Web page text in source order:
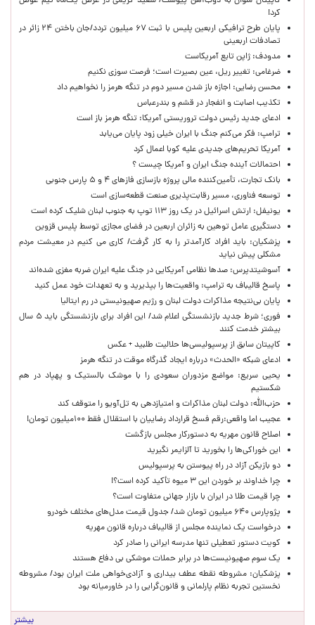
کرد!
پایان طرح ترافیکی اربعین پلیس با ثبت ۶۷ میلیون تردد/جان باختن ۲۴ زائر در
تصادفات اربعینی
مدودف: ژاپن تابع آمریکاست
ضرغامی: تغییر ریل، عین بصیرت است؛ فرصت سوزی نکنیم
محسن رضایی: اجازه باز شدن مسیر دوم در تنگه هرمز را نخواهیم داد
تکذیب اصابت و انفجار در قشم و بندرعباس
ادعای جدید رئیس دولت تروریستی آمریکا: تنگه هرمز باز است
ترامپ: فکر می‌کنم جنگ با ایران خیلی زود پایان می‌یابد
آمریکا تحریم‌های جدیدی علیه کوبا اعمال کرد
احتمالات آینده جنگ ایران و آمریکا چیست ؟
بانک تجارت، تأمین‌کننده مالی پروژه بازسازی فازهای ۴ و ۵ پارس جنوبی
توسعه فناوری، مسیر رقابت‌پذیری صنعت قطعه‌سازی است
یونیفل: ارتش اسرائیل در یک روز ۱۱۳ توپ به جنوب لبنان شلیک کرده است
دستگیری عامل توهین به زائران اربعین در فضای مجازی توسط پلیس قزوین
پزشکیان: باید افراد کارآمدتر را به کار گرفت/ کاری می کنیم در معیشت مردم
مشکلی پیش نیاید
آسوشیتدپرس: صدها نظامی آمریکایی در جنگ علیه ایران ضربه مغزی شده‌اند
پاسخ قالیباف به ترامپ: واقعیت‌ها را بپذیرید و به تعهدات خود عمل کنید
پایان بی‌نتیجه مذاکرات دولت لبنان و رژیم صهیونیستی در رم ایتالیا
فوری؛ شرط جدید بازنشستگی اعلام شد/ این افراد برای بازنشستگی باید ۵ سال
بیشتر خدمت کنند
کاپیتان سابق از پرسپولیسی‌ها حلالیت طلبید + عکس
ادعای شبکه «الحدث» درباره ایجاد گذرگاه موقت در تنگه هرمز
یحیی سریع: مواضع مزدوران سعودی را با موشک بالستیک و پهپاد در هم
شکستیم
حزب‌الله: دولت لبنان مذاکرات و امتیازدهی به تل‌آویو را متوقف کند
عجیب اما واقعی:رقم فسخ قرارداد رضاییان با استقلال فقط ۱۰۰میلیون تومان!
اصلاح قانون مهریه به دستورکار مجلس بازگشت
این خوراکی‌ها را بخورید تا آلزایمر نگیرید
دو بازیکن آزاد در راه پیوستن به پرسپولیس
چرا خداوند بر خوردن این ۳ میوه تأکید کرده است؟!
چرا قیمت طلا در ایران با بازار جهانی متفاوت است؟
پژوپارس ۶۴۰ میلیون تومان شد/ جدول قیمت مدل‌های مختلف خودرو
درخواست یک نماینده مجلس از قالیباف درباره قانون مهریه
کویت دستور تعطیلی تنها مدرسه ایرانی را صادر کرد
یک‌ سوم صهیونیست‌ها در برابر حملات موشکی بی دفاع هستند
پزشکیان: مشروطه نقطه عطف بیداری و آزادی‌خواهی ملت ایران بود/ مشروطه
نخستین تجربه نظام پارلمانی و قانون‌گرایی را در خاورمیانه بود
بیشتر